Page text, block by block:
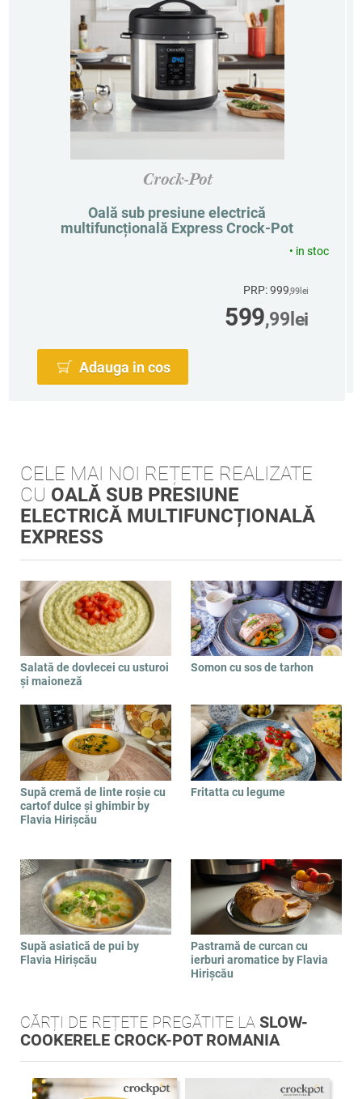
Crock-Pot
Oală sub presiune electrică
multifuncțională Express Crock-Pot
• in stoc
PRP: 999,99 lei
599,99 lei
Adauga in cos
CELE MAI NOI REȚETE REALIZATE
CU OALĂ SUB PRESIUNE
ELECTRICĂ MULTIFUNCȚIONALĂ
EXPRESS
Salată de dovlecei cu usturoi
și maioneză
Somon cu sos de tarhon
Supă cremă de linte roșie cu
cartof dulce și ghimbir by
Flavia Hirișcău
Fritatta cu legume
Supă asiatică de pui by
Flavia Hirișcău
Pastramă de curcan cu
ierburi aromatice by Flavia
Hirișcău
CĂRȚI DE REȚETE PREGĂTITE LASLOW-
COOKERELE CROCK-POT ROMANIA